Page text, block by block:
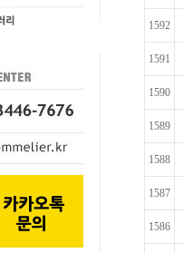
1592
1591
1590
1589
1588
1587
1586